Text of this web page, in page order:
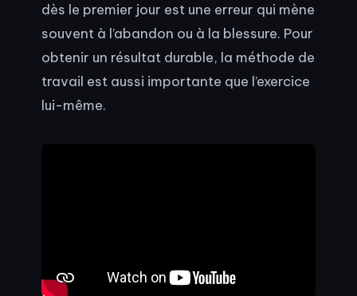
dès le premier jour est une erreur qui mène
souvent à l’abandon ou à la blessure. Pour
obtenir un résultat durable, la méthode de
travail est aussi importante que l’exercice
lui-même.